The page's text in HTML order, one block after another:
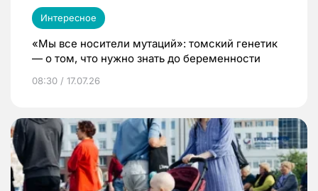
Интересное
«Мы все носители мутаций»: томский генетик
— о том, что нужно знать до беременности
08:30 / 17.07.26